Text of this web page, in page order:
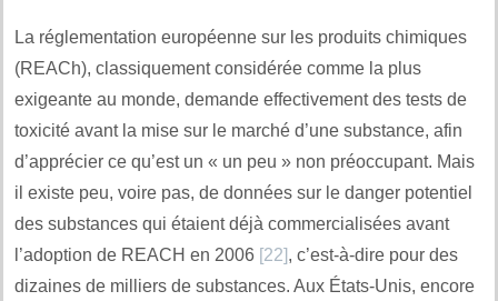
La réglementation européenne sur les produits chimiques
(REACh), classiquement considérée comme la plus
exigeante au monde, demande effectivement des tests de
toxicité avant la mise sur le marché d’une substance, afin
d’apprécier ce qu’est un « un peu » non préoccupant. Mais
il existe peu, voire pas, de données sur le danger potentiel
des substances qui étaient déjà commercialisées avant
l’adoption de REACH en 2006 [22], c’est-à-dire pour des
dizaines de milliers de substances. Aux États-Unis, encore